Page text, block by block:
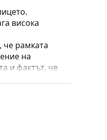
висока
че рамката
на
и фактът, че
над 90 °,